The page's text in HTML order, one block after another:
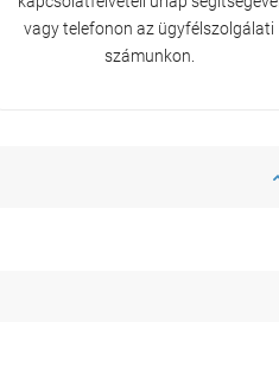
vagy telefonon az ügyfélszolgálati
számunkon.